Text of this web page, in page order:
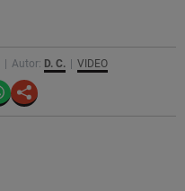
Autor: D. C. VIDEO